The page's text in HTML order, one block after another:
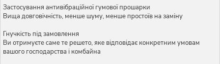
Застосування антивібраційної гумової прошарки
Вища довговічність, менше шуму, менше простоїв на заміну
Гнучкість під замовлення
Ви отримуєте саме те решето, яке відповідає конкретним умовам
вашого господарства і комбайна